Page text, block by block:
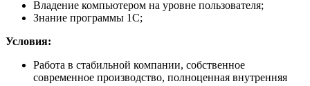
Владение компьютером на уровне пользователя;
Знание программы 1С;
Условия:
Работа в стабильной компании, собственное
современное производство, полноценная внутренняя